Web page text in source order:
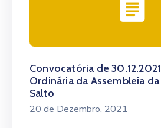
Convocatória de
Ordinária da Assembleia
Salto
20 de Dezembro, 2021